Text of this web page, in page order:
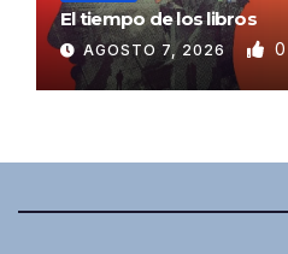
El tiempo de los libros
AGOSTO 7, 2026 0